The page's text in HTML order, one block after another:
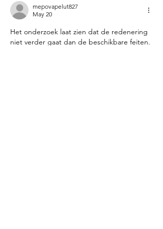
mepovapelut827
May 20
Het onderzoek laat zien dat de redenering
niet verder gaat dan de beschikbare feiten.